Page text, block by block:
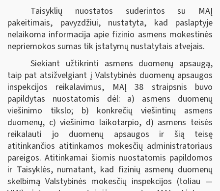
Taisyklių nuostatos suderintos su MAĮ
pakeitimais, pavyzdžiui, nustatyta, kad paslaptyje
nelaikoma informacija apie fizinio asmens mokestinės
nepriemokos sumas tik įstatymų nustatytais atvejais.
Siekiant užtikrinti asmens duomenų apsaugą,
taip pat atsižvelgiant į Valstybinės duomenų apsaugos
inspekcijos reikalavimus, MAĮ 38 straipsnis buvo
papildytas nuostatomis dėl: a) asmens duomenų
viešinimo tikslo; b) konkrečių viešintinų asmens
duomenų, c) viešinimo laikotarpio, d) asmens teisės
reikalauti jo duomenų apsaugos ir šią teisę
atitinkančios atitinkamos mokesčių administratoriaus
pareigos. Atitinkamai šiomis nuostatomis papildomos
ir Taisyklės, numatant, kad fizinių asmenų duomenų
skelbimą Valstybinės mokesčių inspekcijos (toliau —